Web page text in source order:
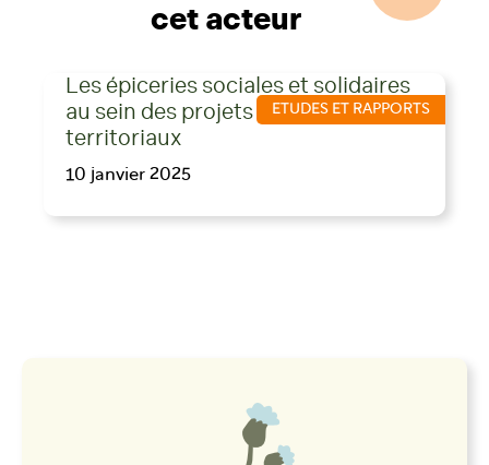
cet acteur
ETUDES ET RAPPORTS
Les épiceries sociales et solidaires
au sein des projets alimentaires
territoriaux
10 janvier 2025